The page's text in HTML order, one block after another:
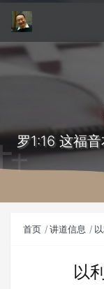
罗1:16 这福
首页 讲道信息
以